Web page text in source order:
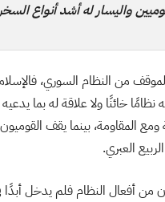
واليسار له أشد أنواع
من النظام السوري،
نظامًا خائنًا ولا علاقة له بما
ومع المقاومة، بينما يقف
العبري.
من أفعال النظام فلم يدخل أبدًا